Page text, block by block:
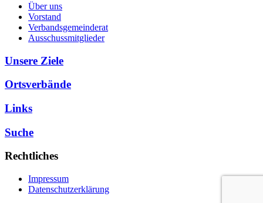
Über uns
Vorstand
Verbandsgemeinderat
Ausschussmitglieder
Unsere Ziele
Ortsverbände
Links
Suche
Rechtliches
Impressum
Datenschutzerklärung